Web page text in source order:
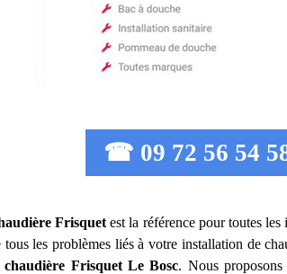
☎ 09 72 56 54
Frisquet est la référence pour toutes
les problèmes liés à votre installation de
Frisquet Le Bosc. Nous